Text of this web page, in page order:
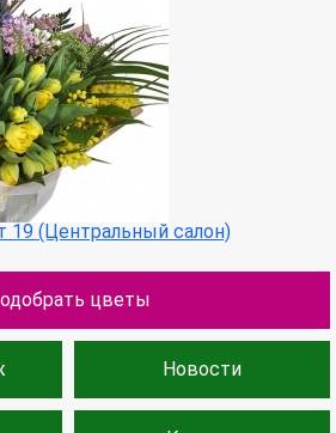
19 (Центральный салон)
цветы
Новости